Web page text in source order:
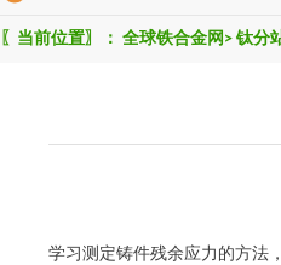
〖当前位置〗： 全球铁合金网 > 钛分
学习测定铸件残余应力的方法